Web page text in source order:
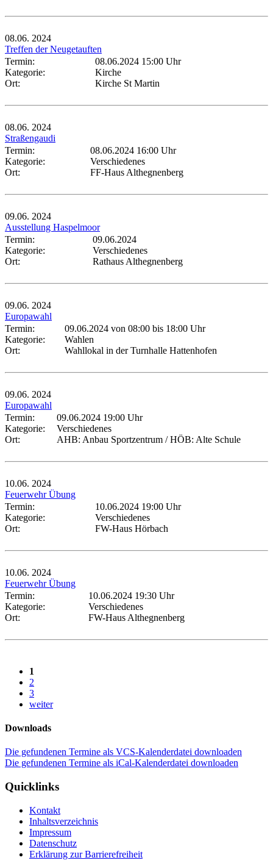
08.06. 2024
Treffen der Neugetauften
Termin:
08.06.2024 15:00 Uhr
Kategorie:
Kirche
Ort:
Kirche St Martin
08.06. 2024
Straßengaudi
Termin:
08.06.2024 16:00 Uhr
Kategorie:
Verschiedenes
Ort:
FF-Haus Althegnenberg
09.06. 2024
Ausstellung Haspelmoor
Termin:
09.06.2024
Kategorie:
Verschiedenes
Ort:
Rathaus Althegnenberg
09.06. 2024
Europawahl
Termin:
09.06.2024 von 08:00 bis 18:00 Uhr
Kategorie:
Wahlen
Ort:
Wahllokal in der Turnhalle Hattenhofen
09.06. 2024
Europawahl
Termin:
09.06.2024 19:00 Uhr
Kategorie:
Verschiedenes
Ort:
AHB: Anbau Sportzentrum / HÖB: Alte Schule
10.06. 2024
Feuerwehr Übung
Termin:
10.06.2024 19:00 Uhr
Kategorie:
Verschiedenes
Ort:
FW-Haus Hörbach
10.06. 2024
Feuerwehr Übung
Termin:
10.06.2024 19:30 Uhr
Kategorie:
Verschiedenes
Ort:
FW-Haus Althegnenberg
1
2
3
weiter
Downloads
Die gefundenen Termine als VCS-Kalenderdatei downloaden
Die gefundenen Termine als iCal-Kalenderdatei downloaden
Quicklinks
Kontakt
Inhaltsverzeichnis
Impressum
Datenschutz
Erklärung zur Barrierefreiheit